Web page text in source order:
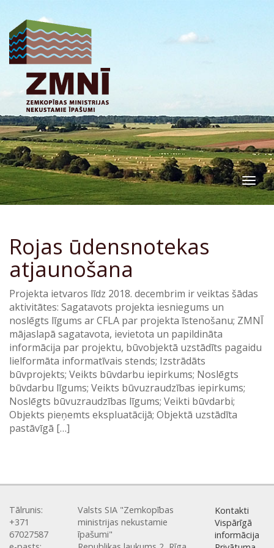
Rojas ūdensnotekas
atjaunošana
Projekta ietvaros līdz 2018. decembrim ir veiktas šādas
aktivitātes: Sagatavots projekta iesniegums un
noslēgts līgums ar CFLA par projekta īstenošanu; ZMNĪ
mājaslapā sagatavota, ievietota un papildināta
informācija par projektu, būvobjektā uzstādīts pagaidu
lielformāta informatīvais stends; Izstrādāts
būvprojekts; Veikts būvdarbu iepirkums; Noslēgts
būvdarbu līgums; Veikts būvuzraudzības iepirkums;
Noslēgts būvuzraudzības līgums; Veikti būvdarbi;
Objekts pieņemts ekspluatācijā; Objektā uzstādīta
pastāvīgā […]
Tālrunis:
+371
67027587
Valsts SIA "Zemkopības
ministrijas nekustamie
īpašumi"
Kontakti
Vispārīgā
informācija